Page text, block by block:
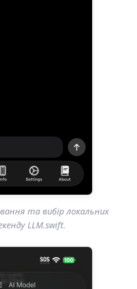
та вибір локальних
LLM.swift.